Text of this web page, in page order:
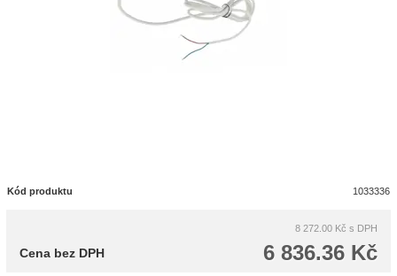
Kód produktu 1033336
8 272.00 Kč s DPH
6 836.36 Kč
Cena bez DPH